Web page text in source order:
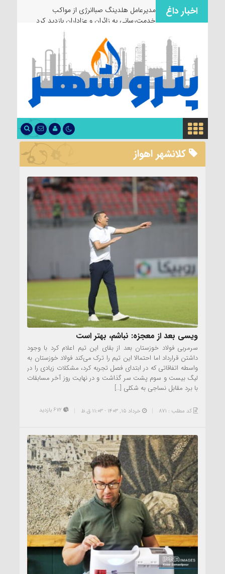
اخبار داغ
مدیرعامل هلدینگ صباانرژی از مواکب
خدمت‌رسانی به زائران و عزاداران بازدید کرد
کلانشهر اهواز
ویسی بعد از معجزه: نباشم، بهتر است
سرمربی فولاد خوزستان بعد از بقای این تیم اعلام کرد با وجود
داشتن قرارداد اما احتمالا این تیم را ترک می‌کند فولاد خوزستان به
واسطه اتفاقاتی که در ابتدای فصل تجربه کرد، مشکلات زیادی را در
لیگ بیست و سوم پشت سر گذاشت و در نهایت روز آخر مسابقات
با برد مقابل نساجی به شکلی […]
کد مطلب : 871 خرداد ۱۵, ۱۴۰۳ - 11:03 ق.ظ